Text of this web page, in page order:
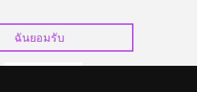
ฉันยอมรับ